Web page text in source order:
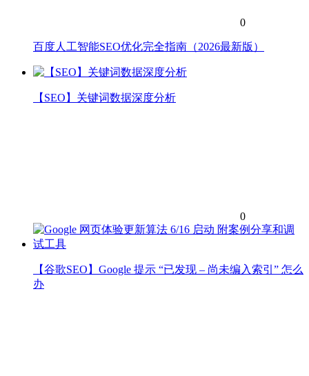
0
百度人工智能SEO优化完全指南（2026最新版）
【SEO】关键词数据深度分析
0
【谷歌SEO】Google 提示 “已发现 – 尚未编入索引” 怎么
办